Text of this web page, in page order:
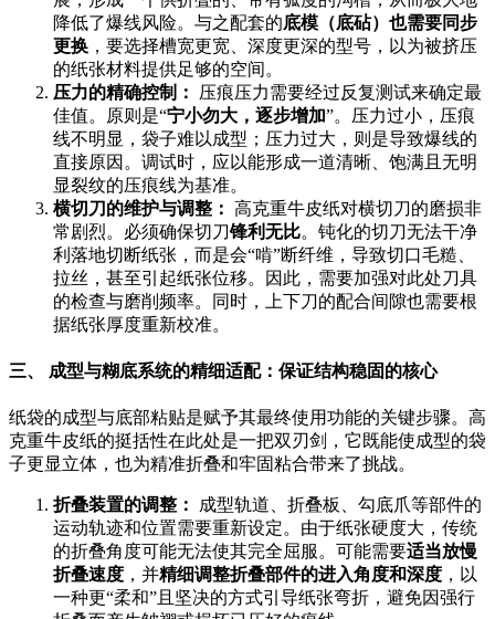
降低了爆线风险。与之配套的底模（底砧）也需要同步
更换 ，要选择槽宽更宽、深度更深的型号，以为被挤压
的纸张材料提供足够的空间。
压力的精确控制：
压痕压力需要经过反复测试来确定最
佳值。原则是“宁小勿大，逐步增加”。压力过小，压痕
线不明显，袋子难以成型；压力过大，则是导致爆线的
直接原因。调试时，应以能形成一道清晰、饱满且无明
显裂纹的压痕线为基准。
横切刀的维护与调整： 高克重牛皮纸对横切刀的磨损非
常剧烈。必须确保切刀锋利无比。钝化的切刀无法干净
利落地切断纸张，而是会“啃”断纤维，导致切口毛糙、
拉丝，甚至引起纸张位移。因此，需要加强对此处刀具
的检查与磨削频率。同时，上下刀的配合间隙也需要根
据纸张厚度重新校准。
三、 成型与糊底系统的精细适配：保证结构稳固的核心
纸袋的成型与底部粘贴是赋予其最终使用功能的关键步骤。高
克重牛皮纸的挺括性在此处是一把双刃剑，它既能使成型的袋
子更显立体，也为精准折叠和牢固粘合带来了挑战。
折叠装置的调整：
成型轨道、折叠板、勾底爪等部件的
运动轨迹和位置需要重新设定。由于纸张硬度大，传统
的折叠角度可能无法使其完全屈服。可能需要适当放慢
折叠速度 ，并精细调整折叠部件的进入角度和深度 ，以
一种更“柔和”且坚决的方式引导纸张弯折，避免因强行